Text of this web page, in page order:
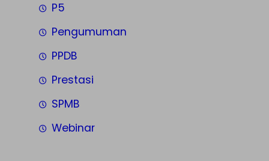
P5
Pengumuman
PPDB
Prestasi
SPMB
Webinar